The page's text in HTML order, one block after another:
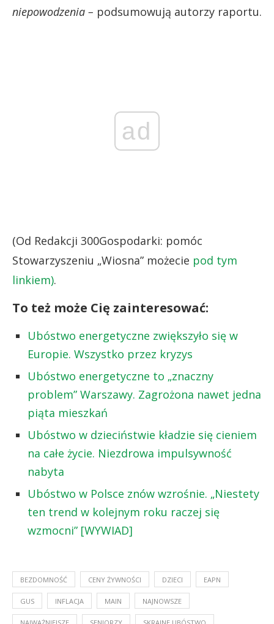
niepowodzenia – podsumowują autorzy raportu.
ad
(Od Redakcji 300Gospodarki: pomóc
Stowarzyszeniu „Wiosna” możecie pod tym
linkiem).
To też może Cię zainteresować:
Ubóstwo energetyczne zwiększyło się w
Europie. Wszystko przez kryzys
Ubóstwo energetyczne to „znaczny
problem” Warszawy. Zagrożona nawet jedna
piąta mieszkań
Ubóstwo w dzieciństwie kładzie się cieniem
na całe życie. Niezdrowa impulsywność
nabyta
Ubóstwo w Polsce znów wzrośnie. „Niestety
ten trend w kolejnym roku raczej się
wzmocni” [WYWIAD]
BEZDOMNOŚĆ CENY ŻYWNOŚCI DZIECI EAPN
GUS INFLACJA MAIN NAJNOWSZE